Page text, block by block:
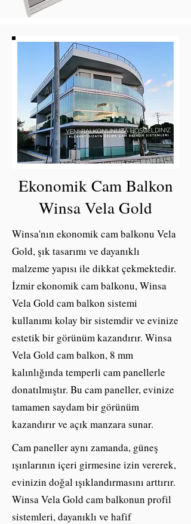
Ekonomik Cam Balkon
Winsa Vela Gold
Winsa'nın ekonomik cam balkonu Vela
Gold, şık tasarımı ve dayanıklı
malzeme yapısı ile dikkat çekmektedir.
İzmir ekonomik cam balkonu, Winsa
Vela Gold cam balkon sistemi
kullanımı kolay bir sistemdir ve evinize
estetik bir görünüm kazandırır. Winsa
Vela Gold cam balkon, 8 mm
kalınlığında temperli cam panellerle
donatılmıştır. Bu cam paneller, evinize
tamamen saydam bir görünüm
kazandırır ve açık manzara sunar.
Cam paneller aynı zamanda, güneş
ışınlarının içeri girmesine izin vererek,
evinizin doğal ışıklandırmasını arttırır.
Winsa Vela Gold cam balkonun profil
sistemleri, dayanıklı ve hafif